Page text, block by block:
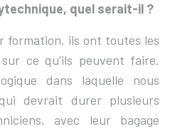
quel serait-il ?
formation, ils ont toutes les
ce qu’ils peuvent faire.
dans laquelle nous
devrait durer plusieurs
avec leur bagage